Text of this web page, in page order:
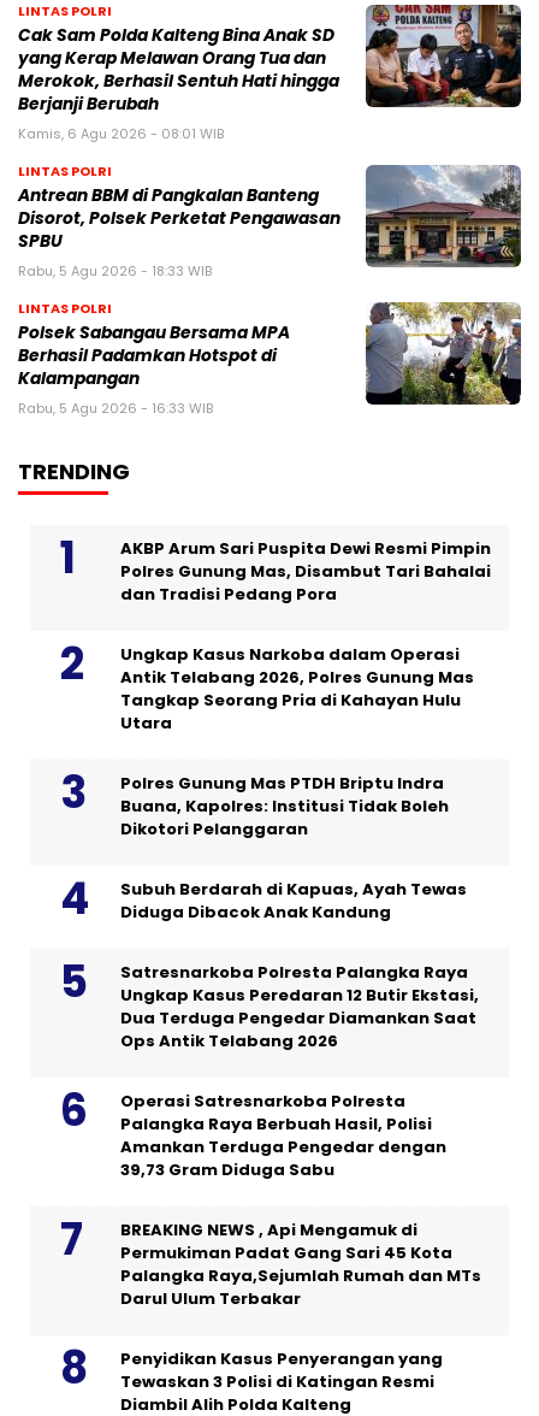
LINTAS POLRI
Cak Sam Polda Kalteng Bina Anak SD
yang Kerap Melawan Orang Tua dan
Merokok, Berhasil Sentuh Hati hingga
Berjanji Berubah
Kamis, 6 Agu 2026 - 08:01 WIB
LINTAS POLRI
Antrean BBM di Pangkalan Banteng
Disorot, Polsek Perketat Pengawasan
SPBU
Rabu, 5 Agu 2026 - 18:33 WIB
LINTAS POLRI
Polsek Sabangau Bersama MPA
Berhasil Padamkan Hotspot di
Kalampangan
Rabu, 5 Agu 2026 - 16:33 WIB
TRENDING
AKBP Arum Sari Puspita Dewi Resmi Pimpin
Polres Gunung Mas, Disambut Tari Bahalai
dan Tradisi Pedang Pora
Ungkap Kasus Narkoba dalam Operasi
Antik Telabang 2026, Polres Gunung Mas
Tangkap Seorang Pria di Kahayan Hulu
Utara
Polres Gunung Mas PTDH Briptu Indra
Buana, Kapolres: Institusi Tidak Boleh
Dikotori Pelanggaran
Subuh Berdarah di Kapuas, Ayah Tewas
Diduga Dibacok Anak Kandung
Satresnarkoba Polresta Palangka Raya
Ungkap Kasus Peredaran 12 Butir Ekstasi,
Dua Terduga Pengedar Diamankan Saat
Ops Antik Telabang 2026
Operasi Satresnarkoba Polresta
Palangka Raya Berbuah Hasil, Polisi
Amankan Terduga Pengedar dengan
39,73 Gram Diduga Sabu
BREAKING NEWS , Api Mengamuk di
Permukiman Padat Gang Sari 45 Kota
Palangka Raya,Sejumlah Rumah dan MTs
Darul Ulum Terbakar
Penyidikan Kasus Penyerangan yang
Tewaskan 3 Polisi di Katingan Resmi
Diambil Alih Polda Kalteng